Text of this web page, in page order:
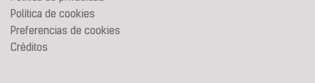
Política de cookies
Preferencias de cookies
Créditos